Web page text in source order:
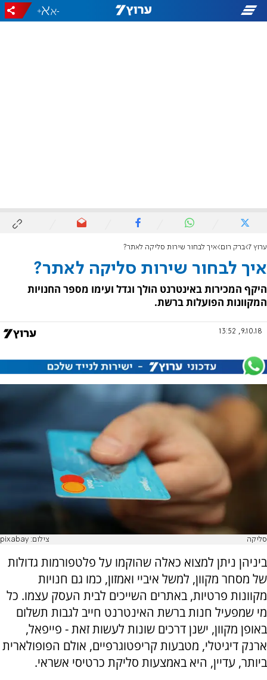
-
+
ערוץ 7 ברק רום איך לבחור שירות סליקה לאתר?
איך לבחור שירות סליקה לאתר?
היקף המכירות באינטרנט הולך וגדל ועימו מספר החנויות
המקוונות הפועלות ברשת.
9.10.18, 13:52
סליקה צילום: pixabay
ביניהן ניתן למצוא כאלה שהוקמו על פלטפורמות גדולות
של מסחר מקוון, למשל איביי ואמזון, כמו גם חנויות
מקוונות פרטיות, באתרים השייכים לבית העסק עצמו. כל
מי שמפעיל חנות ברשת האינטרנט חייב לגבות תשלום
באופן מקוון, ישנן דרכים שונות לעשות זאת - פייפאל,
ארנק דיגיטלי, מטבעות קריפטוגרפיים, אולם הפופולארית
ביותר, עדיין, היא באמצעות סליקת כרטיסי אשראי.